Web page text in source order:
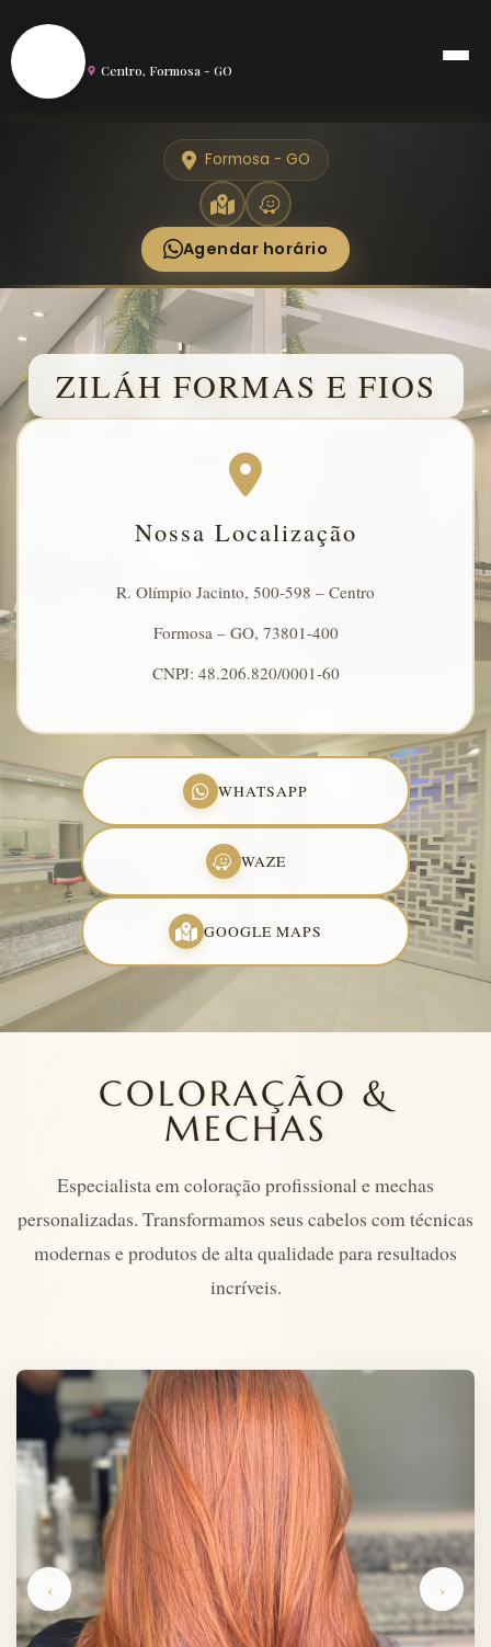
Centro, Formosa - GO
Formosa - GO
Agendar horário
ZILÁH FORMAS E FIOS
Nossa Localização
R. Olímpio Jacinto, 500-598 – Centro
Formosa – GO, 73801-400
CNPJ: 48.206.820/0001-60
WHATSAPP
WAZE
GOOGLE MAPS
COLORAÇÃO &
MECHAS
Especialista em coloração profissional e mechas
personalizadas. Transformamos seus cabelos com técnicas
modernas e produtos de alta qualidade para resultados
incríveis.
‹ ›